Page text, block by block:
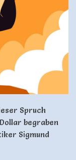
Spruch
begraben
Sigmund